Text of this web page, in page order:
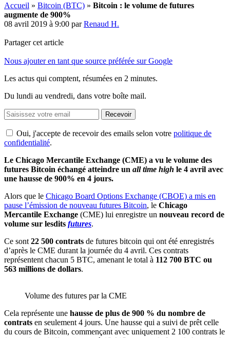
Accueil » Bitcoin (BTC) » Bitcoin : le volume de futures
augmente de 900%
08 avril 2019 à 9:00 parRenaud H.
Partager cet article
Nous ajouter en tant que source préférée sur Google
Les actus qui comptent, résumées en 2 minutes.
Du lundi au vendredi, dans votre boîte mail.
Recevoir
Oui, j'accepte de recevoir des emails selon votre politique de
confidentialité.
Le Chicago Mercantile Exchange (CME) a vu le volume des
futures Bitcoin échangé atteindre un all time high le 4 avril avec
une hausse de 900% en 4 jours.
Alors que le Chicago Board Options Exchange (CBOE) a mis en
pause l’émission de nouveau futures Bitcoin, le Chicago
Mercantile Exchange (CME) lui enregistre un nouveau record de
volume sur lesdits futures.
Ce sont 22 500 contrats de futures bitcoin qui ont été enregistrés
d’après le CME durant la journée du 4 avril. Ces contrats
représentent chacun 5 BTC, amenant le total à 112 700 BTC ou
563 millions de dollars.
Volume des futures par la CME
Cela représente une hausse de plus de 900 % du nombre de
contrats en seulement 4 jours. Une hausse qui a suivi de prêt celle
du cours de Bitcoin, commençant avec uniquement 2 100 contrats le